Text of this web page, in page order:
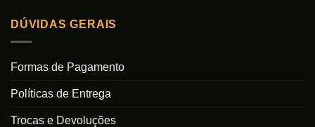
DÚVIDAS GERAIS
Formas de Pagamento
Políticas de Entrega
Trocas e Devoluções